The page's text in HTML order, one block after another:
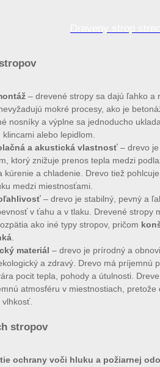
– drevené stropy sa dajú ľahko a
mokré procesy, ako je
nosníky a výplne sa jednoducho
alebo lepidlom.
a akustická vlastnosť – drevo
ktorý znižuje prenos tepla medzi
kúrenie a chladenie. Drevo tiež
medzi miestnosťami.
– drevo je stabilný, pevný a
v ťahu a v tlaku. Drevené stropy
ako iné typy stropov, pričom
materiál – drevo je prírodný a
a zdravý. Drevo má príjemnú
pocit tepla, pohody a útulnosti.
atmosféru v miestnostiach, pretože
stropov
ochrany voči hluku a požiarnej